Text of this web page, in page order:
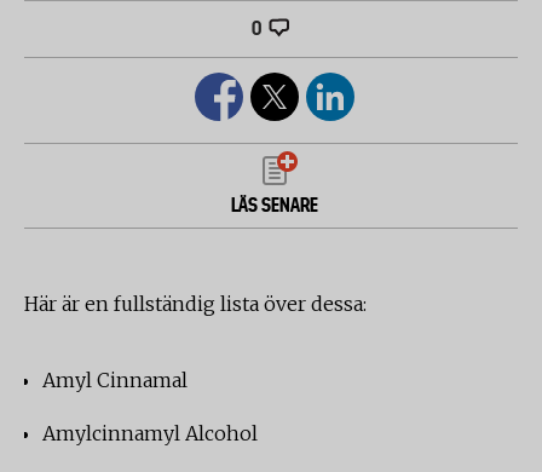
0
LÄS SENARE
Här är en fullständig lista över dessa:
Amyl Cinnamal
Amylcinnamyl Alcohol